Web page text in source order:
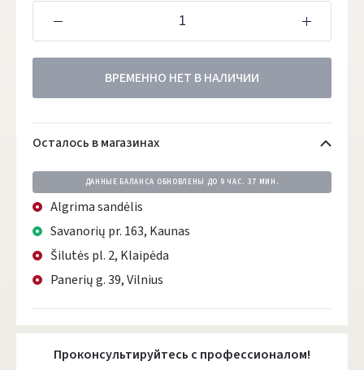
ВРЕМЕННО НЕТ В НАЛИЧИИ
Осталось в магазинах
ДАННЫЕ БАЛАНСА ОБНОВЛЕНЫ ДО 9 ЧАС. 37 МИН.
Algrima sandėlis
Savanorių pr. 163, Kaunas
Šilutės pl. 2, Klaipėda
Panerių g. 39, Vilnius
Проконсультируйтесь с профессионалом!